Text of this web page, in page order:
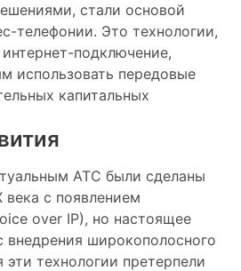
стали основой
телефонии. Это технологии,
подключение,
использовать передовые
капитальных
АТС были сделаны
с появлением
over IP), но настоящее
внедрения широкополосного
эти технологии претерпели